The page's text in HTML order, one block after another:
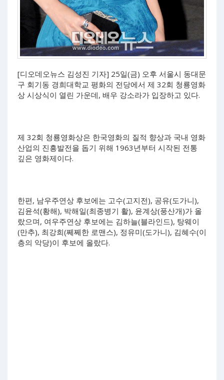
[디오데오뉴스 김성진 기자] 25일(금) 오후 서울시 동대문
구 회기동 경희대학교 평화의 전당에서 제 32회 청룡영화
상 시상식이 열린 가운데, 배우 강소라가 입장하고 있다.
제 32회 청룡영화상은 한국영화의 질적 향상과 국내 영화
산업의 진흥발전을 돕기 위해 1963년부터 시작된 전통
깊은 영화제이다.
한편, 남우주연상 후보에는 고수(고지전), 공유(도가니),
김윤석(황해), 박해일(최종병기 활), 윤계상(풍산개)가 올
랐으며, 여우주연상 후보에는 김하늘(블라인드), 탕웨이
(만추), 최강희(쩨쩨한 로맨스), 정유미(도가니), 김혜수(이
층의 악당)이 후보에 올랐다.